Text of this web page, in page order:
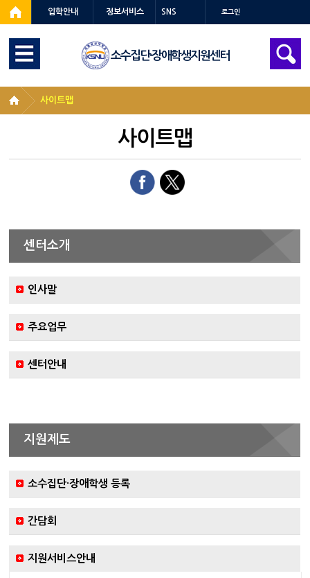
입학안내 정보서비스 SNS 로그인
소수집단·장애학생지원센터
사이트맵
사이트맵
센터소개
인사말
주요업무
센터안내
지원제도
소수집단·장애학생 등록
간담회
지원서비스안내